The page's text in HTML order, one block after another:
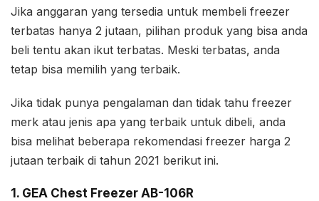
Jika anggaran yang tersedia untuk membeli freezer
terbatas hanya 2 jutaan, pilihan produk yang bisa anda
beli tentu akan ikut terbatas. Meski terbatas, anda
tetap bisa memilih yang terbaik.
Jika tidak punya pengalaman dan tidak tahu freezer
merk atau jenis apa yang terbaik untuk dibeli, anda
bisa melihat beberapa rekomendasi freezer harga 2
jutaan terbaik di tahun 2021 berikut ini.
1. GEA Chest Freezer AB-106R